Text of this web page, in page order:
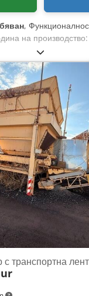
,
на производство:
устройство
транспортиране на
управление
транспортна